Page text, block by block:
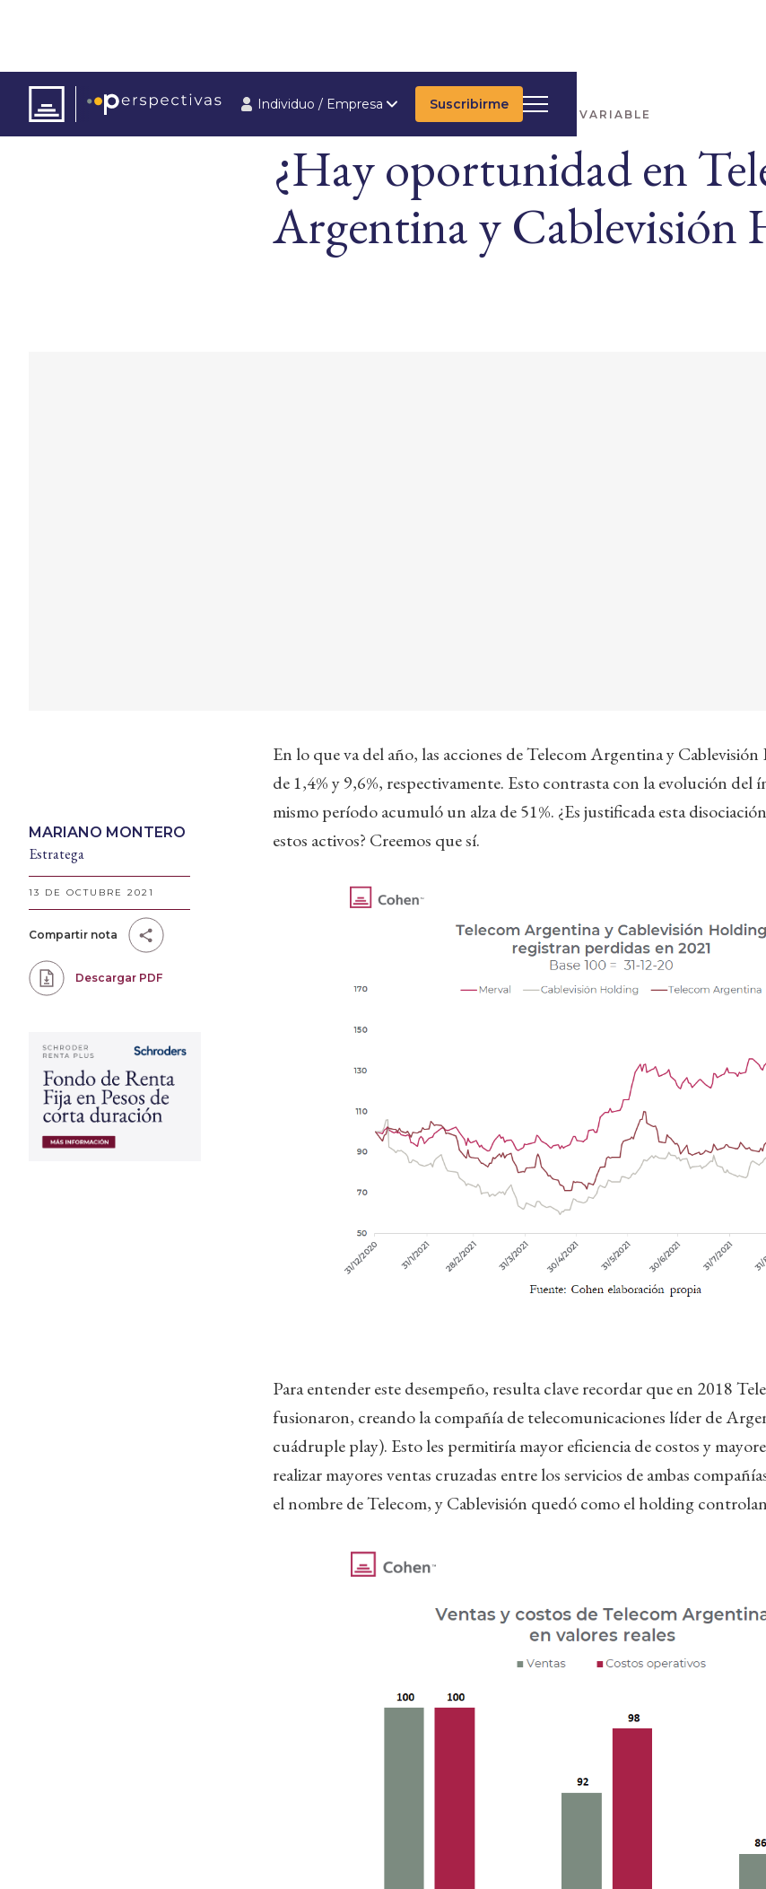
Individuo / Empresa Suscribirme
ARTÍCULOS RENTA VARIABLE
¿Hay oportunidad en
Argentina y Cablevisión
MARIANO MONTERO
Estratega
13 DE OCTUBRE 2021
Compartir nota
Descargar PDF
En lo que va del año, las acciones de Telecom Argentina y
de 1,4% y 9,6%, respectivamente. Esto contrasta con la evolución del
mismo período acumuló un alza de 51%. ¿Es justificada esta
estos activos? Creemos que sí.
Para entender este desempeño, resulta clave recordar que en 2018
fusionaron, creando la compañía de telecomunicaciones líder de
cuádruple play). Esto les permitiría mayor eficiencia de costos y
realizar mayores ventas cruzadas entre los servicios de ambas
el nombre de Telecom, y Cablevisión quedó como el holding